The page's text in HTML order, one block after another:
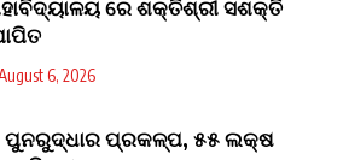
ରେ ଶକ୍ତିଶ୍ରୀ ସଶକ୍ତି
6, 2026
ପୁନରୁଦ୍ଧାର ପ୍ରକଳ୍ପ, ୫୫ ଲକ୍ଷ